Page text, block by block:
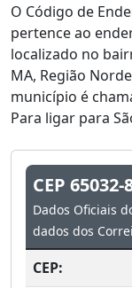
O Código de
pertence ao
localizado no
MA, Região
município é
Para ligar para
CEP 65032-
Dados Oficiais
dados dos
CEP: